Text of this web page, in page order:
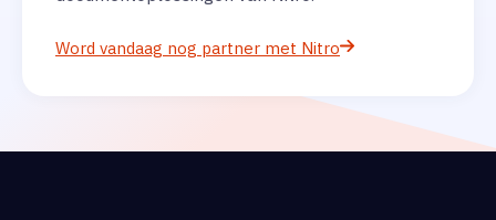
Word vandaag nog partner met Nitro